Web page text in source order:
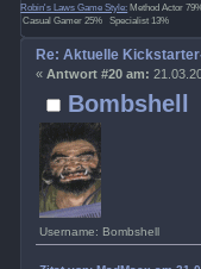
Robin's Laws Game Style: Method Actor
Casual Gamer 25% Specialist 13%
Bombshell
Username: Bombshell
Re: Aktuelle
« Antwort #20 am: